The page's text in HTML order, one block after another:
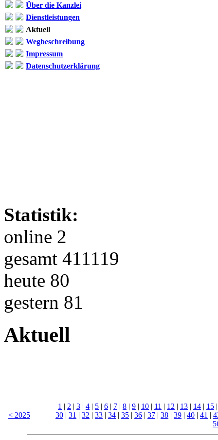
Über die Kanzlei
Dienstleistungen
Aktuell
Wegbeschreibung
Impressum
Datenschutzerklärung
Statistik:
online 2
gesamt 411119
heute 80
gestern 81
Aktuell
< 2025
1 | 2 | 3 | 4 | 5 | 6 | 7 | 8 | 9 | 10 | 11 | 12 | 13 | 14 | 15
30 | 31 | 32 | 33 | 34 | 35 | 36 | 37 | 38 | 39 | 40 | 41 |